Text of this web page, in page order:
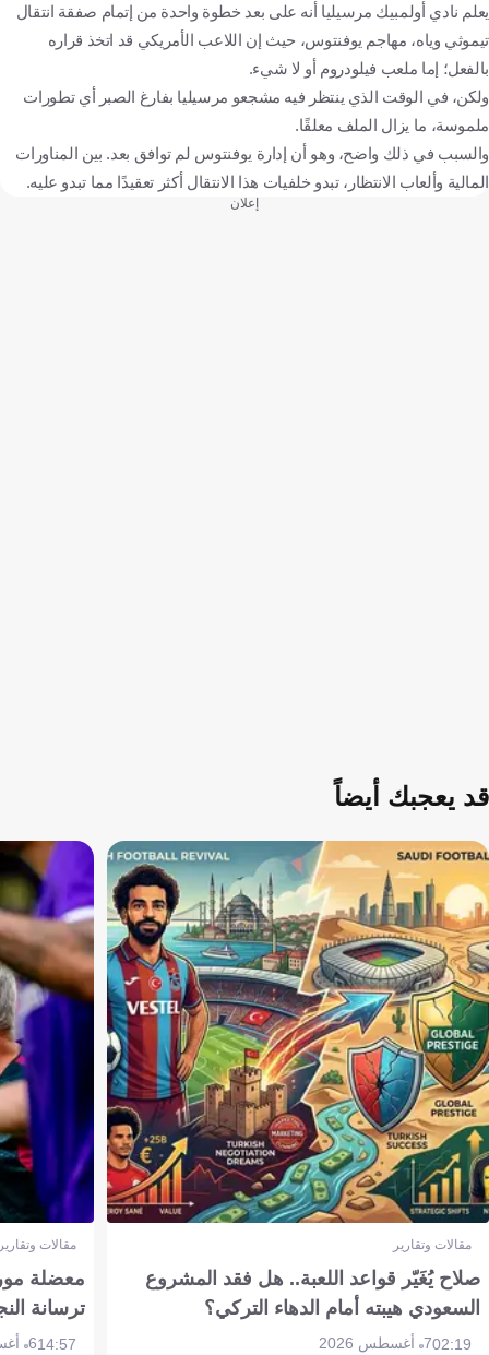
يوفنتوس
تيموثي ويا كرة قدم
يعلم نادي أولمبيك مرسيليا أنه على بعد خطوة واحدة من إتمام صفقة انتقال
تيموثي وياه، مهاجم يوفنتوس، حيث إن اللاعب الأمريكي قد اتخذ قراره
بالفعل؛ إما ملعب فيلودروم أو لا شيء.
ولكن، في الوقت الذي ينتظر فيه مشجعو مرسيليا بفارغ الصبر أي تطورات
ملموسة، ما يزال الملف معلقًا.
والسبب في ذلك واضح، وهو أن إدارة يوفنتوس لم توافق بعد. بين المناورات
المالية وألعاب الانتظار، تبدو خلفيات هذا الانتقال أكثر تعقيدًا مما تبدو عليه.
إعلان
قد يعجبك أيضاً
مقالات وتقارير
صلاح يُغَيّر قواعد اللعبة.. هل فقد المشروع
السعودي هيبته أمام الدهاء التركي؟
02:197 أغسطس 2026
مقالات
معضلة
ترسانة
14:576 أغسطس 2026